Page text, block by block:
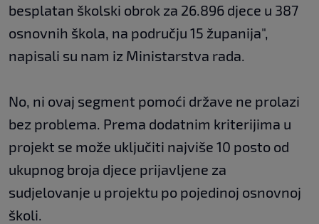
besplatan školski obrok za 26.896 djece u 387
osnovnih škola, na području 15 županija",
napisali su nam iz Ministarstva rada.
No, ni ovaj segment pomoći države ne prolazi
bez problema. Prema dodatnim kriterijima u
projekt se može uključiti najviše 10 posto od
ukupnog broja djece prijavljene za
sudjelovanje u projektu po pojedinoj osnovnoj
školi.